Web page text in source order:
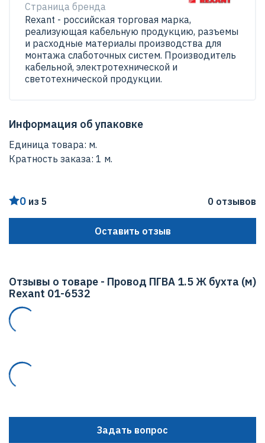
Страница бренда
Rexant - российская торговая марка,
реализующая кабельную продукцию, разъемы
и расходные материалы производства для
монтажа слаботочных систем. Производитель
кабельной, электротехнической и
светотехнической продукции.
Информация об упаковке
Единица товара: м.
Кратность заказа: 1 м.
0 из 5 0 отзывов
Оставить отзыв
Отзывы о товаре - Провод ПГВА 1.5 Ж бухта (м)
Rexant 01-6532
Задать вопрос